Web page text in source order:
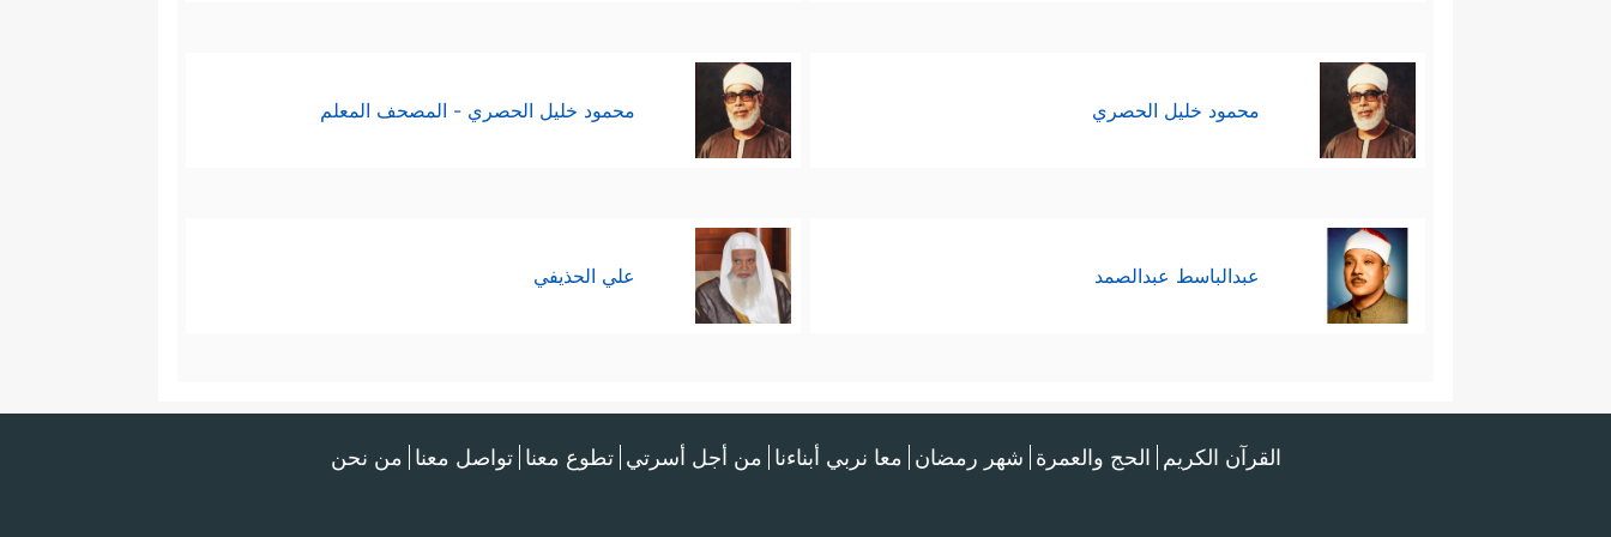
مُّبِینࣱ﴾.
ثانيًا: رسم القرآن صورةً للإشاعة وكيفية انتشارها؛ حيث يتولاها من يقصدها ويخطط لها ولنتائجها، ثم تتلقَّفها الألسنة
عنه بغفلةٍ دون النظر في فَحواها وعواقبها
﴿لِكُلِّ ٱمۡرِئࣲ مِّنۡهُم مَّا ٱكۡتَسَبَ مِنَ ٱلۡإِثۡمِۚ وَٱلَّذِی تَوَلَّىٰ كِبۡرَهُۥ مِنۡهُمۡ لَهُۥ عَذَابٌ عَظِیمࣱ﴾
بِأَلۡسِنَتِكُمۡ وَتَقُولُونَ بِأَفۡوَاهِكُم مَّا لَیۡسَ لَكُم بِهِۦ عِلۡمࣱ وَتَحۡسَبُونَهُۥ هَیِّنࣰا وَهُوَ عِندَ ٱللَّهِ عَظِیمࣱ﴾
وهذا التنبيه والتشخيص جزءٌ مِن الإعداد التربوي لتحصِين المجتمع مِن خطر الإشاعة، وتدريبه على تحليلها ومواجهتها
بوعي وبصيرة.
﴿إِنَّ ٱلَّذِینَ یُحِبُّونَ أَن تَشِیعَ ٱلۡفَـٰحِشَةُ فِی ٱلَّذِینَ ءَامَنُواْ لَهُمۡ عَذَابٌ
محمود خليل الحصري محمود خليل الحصري - المصحف المعلم
عبدالباسط عبدالصمد علي الحذيفي
القرآن الكريم الحج والعمرة شهر رمضان معا نربي أبناءنا من أجل أسرتي تطوع معنا تواصل معنا من نحن